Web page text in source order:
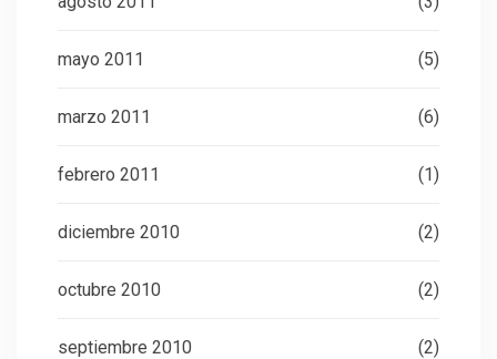
mayo 2011 (5)
marzo 2011 (6)
febrero 2011 (1)
diciembre 2010 (2)
octubre 2010 (2)
septiembre 2010 (2)